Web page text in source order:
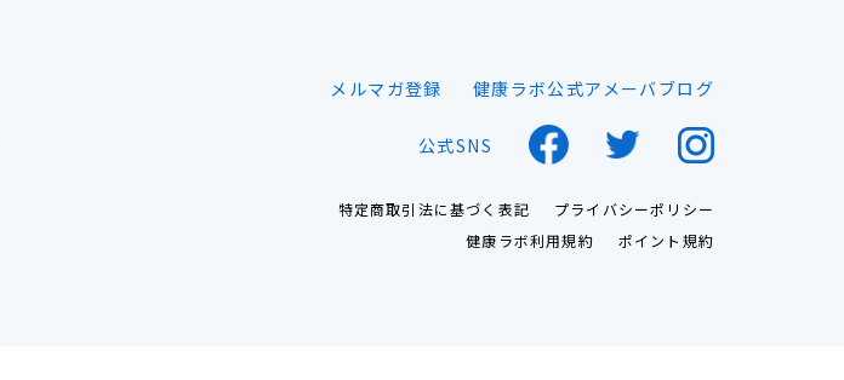
メルマガ登録 健康ラボ公式アメーバブログ
公式SNS
特定商取引法に基づく表記
プライバシーポリシー
健康ラボ利用規約
ポイント規約